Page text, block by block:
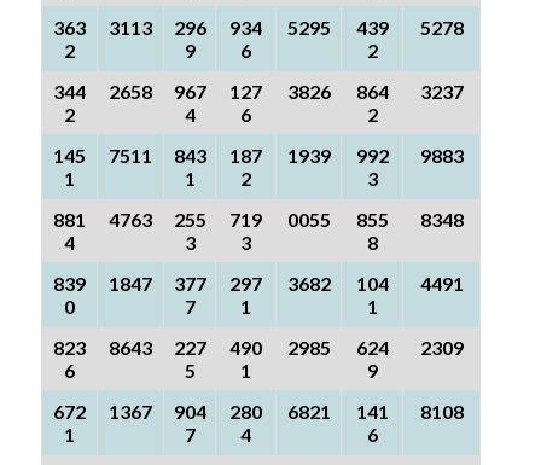
363
2
3113
296
9
934
6
5295
439
2
5278
344
2
2658
967
4
127
6
3826
864
2
3237
145
1
7511
843
1
187
2
1939
992
3
9883
881
4
4763
255
3
719
3
0055
855
8
8348
839
0
1847
377
7
297
1
3682
104
1
4491
823
6
8643
227
5
490
1
2985
624
9
2309
672
1
1367
904
7
280
4
6821
141
6
8108